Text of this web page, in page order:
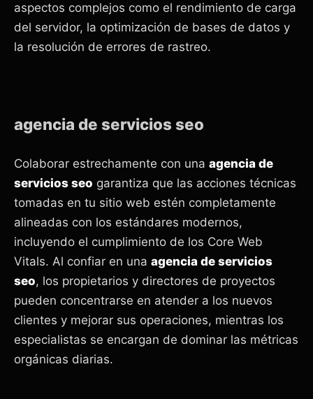
aspectos complejos como el rendimiento de carga
del servidor, la optimización de bases de datos y
la resolución de errores de rastreo.
agencia de servicios seo
Colaborar estrechamente con una agencia de
servicios seo garantiza que las acciones técnicas
tomadas en tu sitio web estén completamente
alineadas con los estándares modernos,
incluyendo el cumplimiento de los Core Web
Vitals. Al confiar en una agencia de servicios
seo, los propietarios y directores de proyectos
pueden concentrarse en atender a los nuevos
clientes y mejorar sus operaciones, mientras los
especialistas se encargan de dominar las métricas
orgánicas diarias.